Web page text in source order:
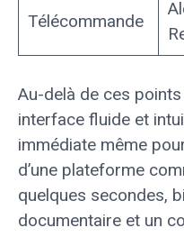
Télécommande
Au-delà de ces
interface fluide et
immédiate même
d’une plateforme
quelques secondes,
documentaire et un